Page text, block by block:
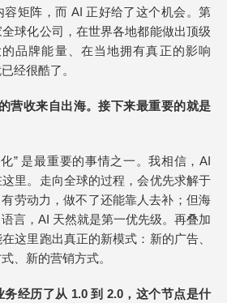
容矩阵，而 AI 正好给了这个机会。第
球化公司，在世界各地都能做出顶级
品牌能量、在当地拥有真正的影响
经很酷了。
营收来自出海。接下来最重要的就是
化” 是最重要的事情之一。我相信，AI
里。走向全球的过程，会优先求解于
劳动力，做不了还能靠人去补；但海
言，AI 天然就是第一优先级。再叠加
这里跑出真正的新模式：新的广告、
、新的营销方式。
务经历了从 1.0 到 2.0，这个节点是什